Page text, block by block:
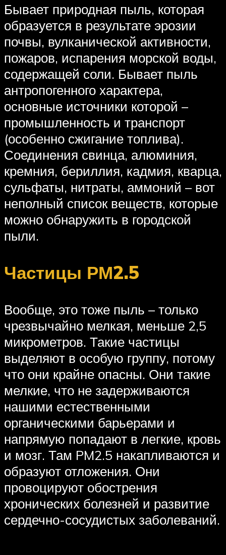
Бывает природная пыль, которая
образуется в результате эрозии
почвы, вулканической активности,
пожаров, испарения морской воды,
содержащей соли. Бывает пыль
антропогенного характера,
основные источники которой –
промышленность и транспорт
(особенно сжигание топлива).
Соединения свинца, алюминия,
кремния, бериллия, кадмия, кварца,
сульфаты, нитраты, аммоний – вот
неполный список веществ, которые
можно обнаружить в городской
пыли.
Частицы РМ2.5
Вообще, это тоже пыль – только
чрезвычайно мелкая, меньше 2,5
микрометров. Такие частицы
выделяют в особую группу, потому
что они крайне опасны. Они такие
мелкие, что не задерживаются
нашими естественными
органическими барьерами и
напрямую попадают в легкие, кровь
и мозг. Там PM2.5 накапливаются и
образуют отложения. Они
провоцируют обострения
хронических болезней и развитие
сердечно-сосудистых заболеваний.